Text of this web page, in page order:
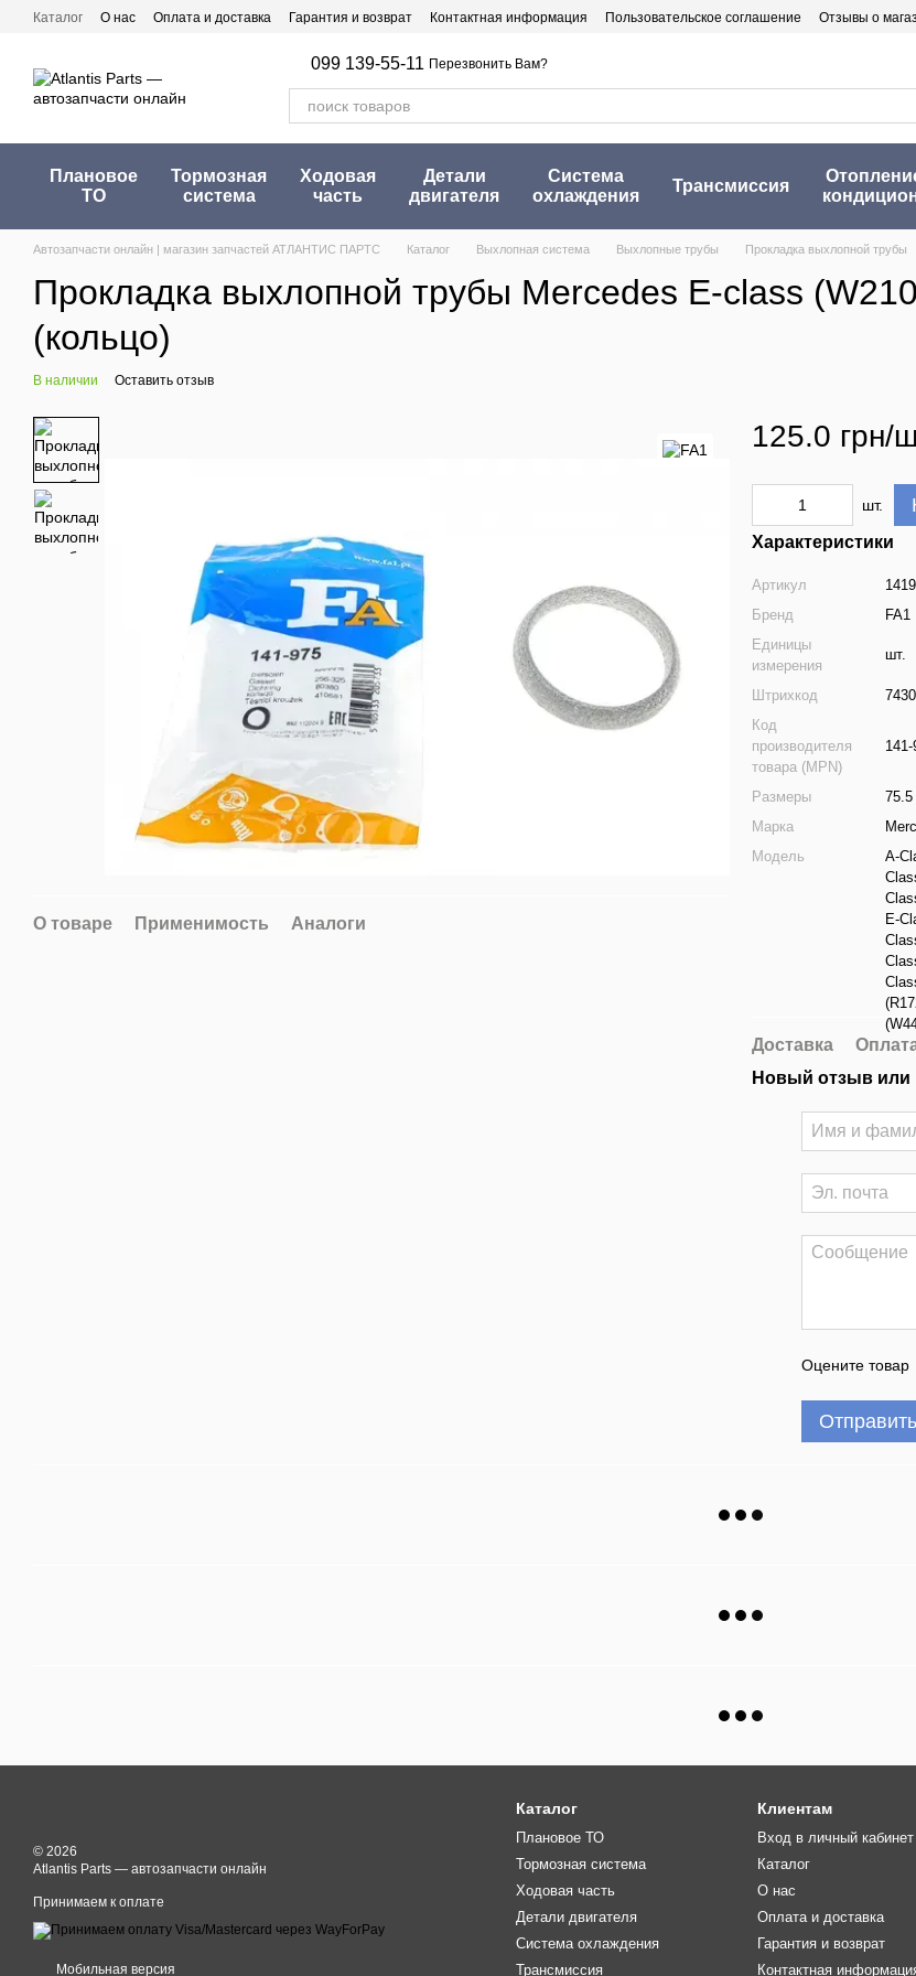
Перейти к основному контенту
Каталог О нас Оплата и доставка Гарантия и возврат Контактная информация Пользовательское соглашение Отзывы о
099 139-55-11 Перезвонить Вам?
Плановое
ТО
Тормозная
система
Ходовая
часть
Детали
двигателя
Система
охлаждения
Трансмиссия
Автозапчасти онлайн | магазин запчастей АТЛАНТИС ПАРТС Каталог Выхлопная система Выхлопные трубы Прокладка выхлопной трубы
Прокладка выхлопной трубы Mercedes E-class
(кольцо)
В наличии Оставить отзыв
О товаре Применимость Аналоги
125.0 грн/
шт.
Характеристики
Артикул
Бренд
FA1
Единицы
измерения
шт.
Штрихкод
Код
производителя
товара (MPN)
Размеры
Марка
Модель
A-
E-
Доставка
Новый отзыв или
Оцените товар
Отправить
© 2026
Atlantis Parts — автозапчасти онлайн
Принимаем к оплате
Мобильная версия
Каталог
Плановое ТО
Тормозная система
Ходовая часть
Детали двигателя
Система охлаждения
Трансмиссия
Клиентам
Вход в личный кабинет
Каталог
О нас
Оплата и доставка
Гарантия и возврат
Контактная